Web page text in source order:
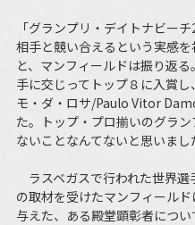
「グランプリ・デイトナビー
相手と競い合えるという実感を
と、マンフィールドは振り返
手に交じってトップ８に入賞
モ・ダ・ロサ/Paulo Vitor
た。トップ・プロ揃いのグラ
ないことなんてないと思いまし
ラスベガスで行われた世界
の取材を受けたマンフィール
与えた、ある殿堂顕彰者につい